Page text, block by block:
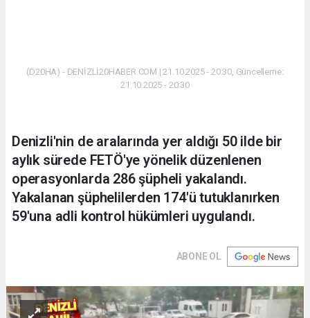
(D20HA) - DENİZLİ20HABER.COM | 21.10.2025 - 20:30, Güncelleme:
21.10.2025 - 20:30
Denizli'nin de aralarında yer aldığı 50 ilde bir
aylık sürede FETÖ'ye yönelik düzenlenen
operasyonlarda 286 şüpheli yakalandı.
Yakalanan şüphelilerden 174'ü tutuklanırken
59'una adli kontrol hükümleri uygulandı.
ABONE OL